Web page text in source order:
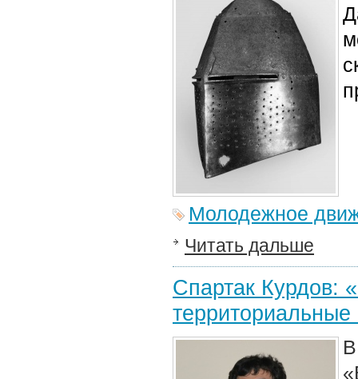
Молодежное
Читать дальше
Спартак Курдов:
территориальные